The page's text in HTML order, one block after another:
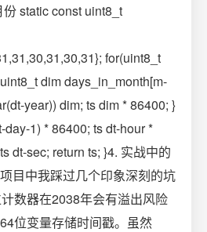
static const uint8_t
for(uint8_t
dim days_in_month[m-
year)) dim; ts dim * 86400; }
1) * 86400; ts dt-hour *
dt-sec; return ts; }4. 实战中的
目中我踩过几个印象深刻的坑
数器在2038年会有溢出风险
位变量存储时间戳。虽然